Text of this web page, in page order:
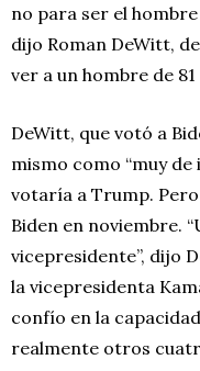
no para ser el
dijo Roman DeWitt,
ver a un hombre de
DeWitt, que votó a
mismo como “muy de
votaría a Trump.
Biden en noviembre.
vicepresidente”, dijo
la vicepresidenta
confío en la
realmente otros